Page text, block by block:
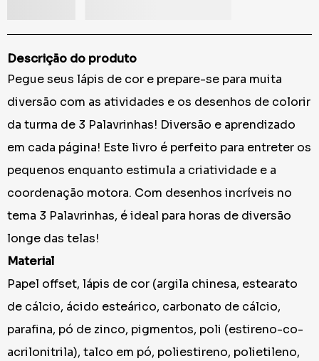
Descrição do produto
Pegue seus lápis de cor e prepare-se para muita
diversão com as atividades e os desenhos de colorir
da turma de 3 Palavrinhas! Diversão e aprendizado
em cada página! Este livro é perfeito para entreter os
pequenos enquanto estimula a criatividade e a
coordenação motora. Com desenhos incríveis no
tema 3 Palavrinhas, é ideal para horas de diversão
longe das telas!
Material
Papel offset, lápis de cor (argila chinesa, estearato
de cálcio, ácido esteárico, carbonato de cálcio,
parafina, pó de zinco, pigmentos, poli (estireno-co-
acrilonitrila), talco em pó, poliestireno, polietileno,